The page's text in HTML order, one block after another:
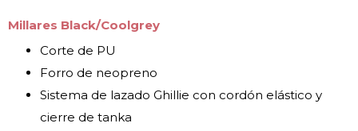
Millares Black/Coolgrey
Corte de PU
Forro de neopreno
Sistema de lazado Ghillie con cordón elástico y
cierre de tanka